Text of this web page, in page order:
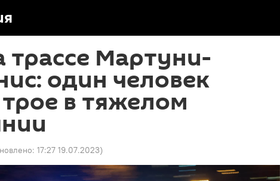
Мартуни-
один человек
в тяжелом
17:27 19.07.2023)